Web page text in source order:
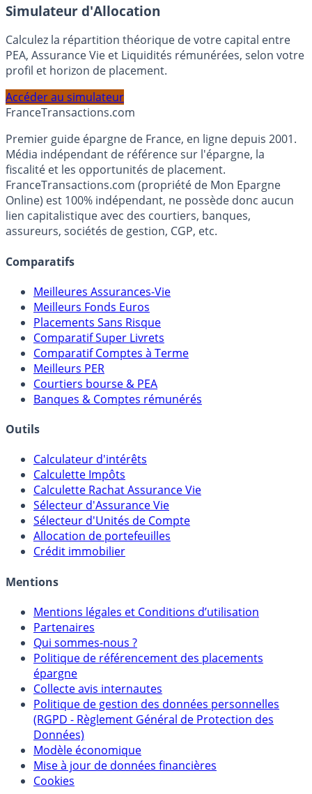
En savoir plus
Simulateur d'Allocation
Calculez la répartition théorique de votre capital entre
profil et horizon de placement.
FranceTransactions.com
Premier guide épargne de France, en ligne depuis 2001.
Média indépendant de référence sur l'épargne, la
fiscalité et les opportunités de placement.
FranceTransactions.com (propriété de Mon Epargne
Online) est 100% indépendant, ne possède donc aucun
assureurs, sociétés de gestion, CGP, etc.
Comparatifs
Meilleures Assurances-Vie
Meilleurs Fonds Euros
Placements Sans Risque
Comparatif Super Livrets
Comparatif Comptes à Terme
Meilleurs PER
Banques & Comptes rémunérés
Outils
Calculateur d'intérêts
Calculette Impôts
Calculette Rachat Assurance Vie
Sélecteur d'Assurance Vie
Sélecteur d'Unités de Compte
Crédit immobilier
Mentions
Mentions légales et Conditions d’utilisation
Partenaires
Qui sommes-nous ?
Politique de référencement des placements
épargne
Collecte avis internautes
Politique de gestion des données personnelles
(RGPD - Règlement Général de Protection des
Données)
Modèle économique